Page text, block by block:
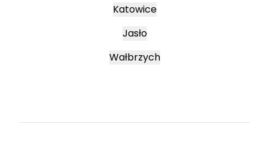
Katowice
Jasło
Wałbrzych